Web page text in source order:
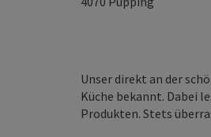
Unser direkt an der
Küche bekannt. Dabei
Produkten. Stets